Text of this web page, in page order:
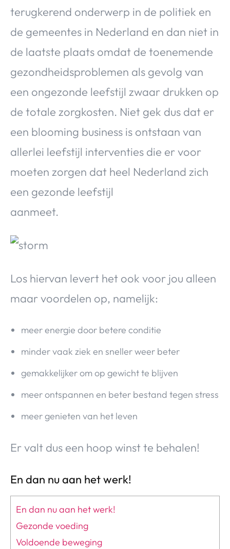
terugkerend onderwerp in de politiek en
de gemeentes in Nederland en dan niet in
de laatste plaats omdat de toenemende
gezondheidsproblemen als gevolg van
een ongezonde leefstijl zwaar drukken op
de totale zorgkosten. Niet gek dus dat er
een blooming business is ontstaan van
allerlei leefstijl interventies die er voor
moeten zorgen dat heel Nederland zich
een gezonde leefstijl
aanmeet.
Los hiervan levert het ook voor jou alleen
maar voordelen op, namelijk:
meer energie door betere conditie
minder vaak ziek en sneller weer beter
gemakkelijker om op gewicht te blijven
meer ontspannen en beter bestand tegen stress
meer genieten van het leven
Er valt dus een hoop winst te behalen!
En dan nu aan het werk!
En dan nu aan het werk!
Gezonde voeding
Voldoende beweging